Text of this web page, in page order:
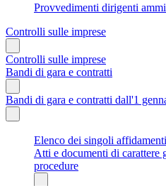
Provvedimenti dirigenti
Controlli sulle imprese
Controlli sulle imprese
Bandi di gara e contratti
Bandi di gara e contratti dall'1
Elenco dei singoli
Atti e documenti di carattere
procedure